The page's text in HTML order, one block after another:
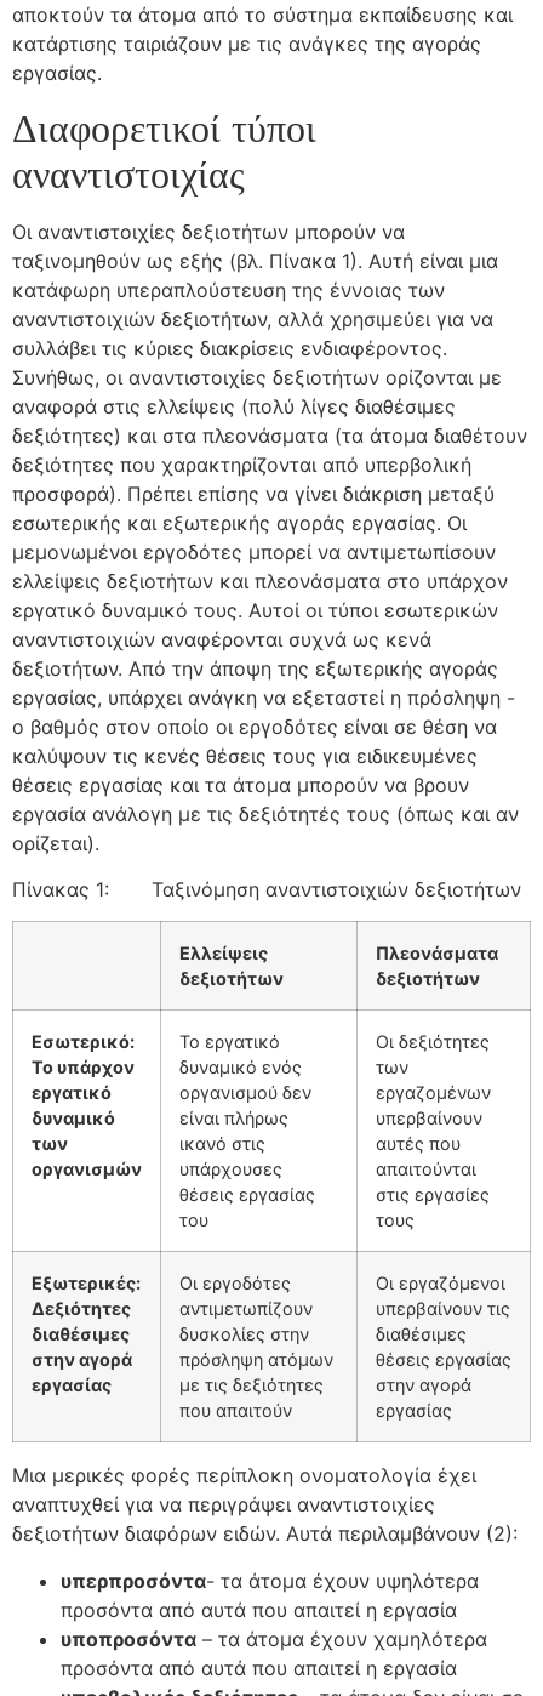
αποκτούν τα άτομα από το σύστημα εκπαίδευσης και
κατάρτισης ταιριάζουν με τις ανάγκες της αγοράς
εργασίας.
Διαφορετικοί τύποι
αναντιστοιχίας
Οι αναντιστοιχίες δεξιοτήτων μπορούν να
ταξινομηθούν ως εξής (βλ. Πίνακα 1). Αυτή είναι μια
κατάφωρη υπεραπλούστευση της έννοιας των
αναντιστοιχιών δεξιοτήτων, αλλά χρησιμεύει για να
συλλάβει τις κύριες διακρίσεις ενδιαφέροντος.
Συνήθως, οι αναντιστοιχίες δεξιοτήτων ορίζονται με
αναφορά στις ελλείψεις (πολύ λίγες διαθέσιμες
δεξιότητες) και στα πλεονάσματα (τα άτομα διαθέτουν
δεξιότητες που χαρακτηρίζονται από υπερβολική
προσφορά). Πρέπει επίσης να γίνει διάκριση μεταξύ
εσωτερικής και εξωτερικής αγοράς εργασίας. Οι
μεμονωμένοι εργοδότες μπορεί να αντιμετωπίσουν
ελλείψεις δεξιοτήτων και πλεονάσματα στο υπάρχον
εργατικό δυναμικό τους. Αυτοί οι τύποι εσωτερικών
αναντιστοιχιών αναφέρονται συχνά ως κενά
δεξιοτήτων. Από την άποψη της εξωτερικής αγοράς
εργασίας, υπάρχει ανάγκη να εξεταστεί η πρόσληψη -
ο βαθμός στον οποίο οι εργοδότες είναι σε θέση να
καλύψουν τις κενές θέσεις τους για ειδικευμένες
θέσεις εργασίας και τα άτομα μπορούν να βρουν
εργασία ανάλογη με τις δεξιότητές τους (όπως και αν
ορίζεται).
Πίνακας 1: Ταξινόμηση αναντιστοιχιών δεξιοτήτων
Ελλείψεις
δεξιοτήτων
Πλεονάσματα
δεξιοτήτων
Εσωτερικό:
Το υπάρχον
εργατικό
δυναμικό
των
οργανισμών
Το εργατικό
δυναμικό ενός
οργανισμού δεν
είναι πλήρως
ικανό στις
υπάρχουσες
θέσεις εργασίας
του
Οι δεξιότητες
των
εργαζομένων
υπερβαίνουν
αυτές που
απαιτούνται
στις εργασίες
τους
Εξωτερικές:
Δεξιότητες
διαθέσιμες
στην αγορά
εργασίας
Οι εργοδότες
αντιμετωπίζουν
δυσκολίες στην
πρόσληψη ατόμων
με τις δεξιότητες
που απαιτούν
Οι εργαζόμενοι
υπερβαίνουν τις
διαθέσιμες
θέσεις εργασίας
στην αγορά
εργασίας
Μια μερικές φορές περίπλοκη ονοματολογία έχει
αναπτυχθεί για να περιγράψει αναντιστοιχίες
δεξιοτήτων διαφόρων ειδών. Αυτά περιλαμβάνουν (2):
υπερπροσόντα- τα άτομα έχουν υψηλότερα
προσόντα από αυτά που απαιτεί η εργασία
υποπροσόντα – τα άτομα έχουν χαμηλότερα
προσόντα από αυτά που απαιτεί η εργασία